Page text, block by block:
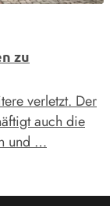
zu
verletzt. Der
auch die
und …